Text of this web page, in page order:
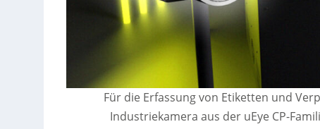
Für die Erfassung von Etiketten und
Industriekamera aus der uEye CP-